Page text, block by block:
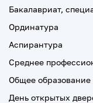
Бакалавриат,
Ординатура
Аспирантура
Среднее
Общее образование
День открытых